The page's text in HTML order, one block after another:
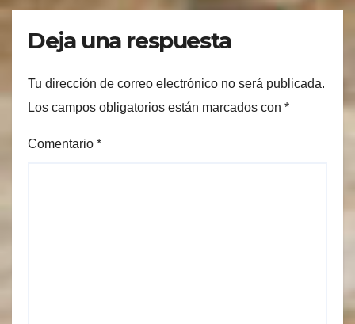
Deja una respuesta
Tu dirección de correo electrónico no será publicada.
Los campos obligatorios están marcados con *
Comentario *